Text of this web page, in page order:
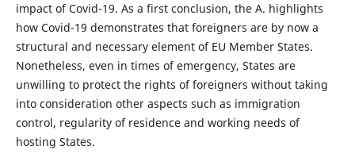
impact of Covid-19. As a first conclusion, the A. highlights
how Covid-19 demonstrates that foreigners are by now a
structural and necessary element of EU Member States.
Nonetheless, even in times of emergency, States are
unwilling to protect the rights of foreigners without taking
into consideration other aspects such as immigration
control, regularity of residence and working needs of
hosting States.